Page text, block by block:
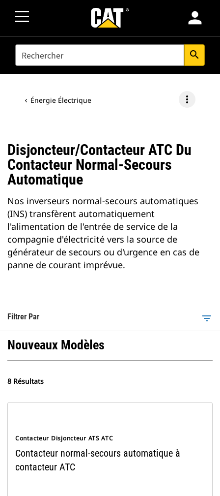
person
SEARCH search
Énergie Électrique more_vert
Disjoncteur/contacteur ATC Du
Contacteur Normal-Secours
Automatique
Nos inverseurs normal-secours automatiques
(INS) transfèrent automatiquement
l'alimentation de l'entrée de service de la
compagnie d'électricité vers la source de
générateur de secours ou d'urgence en cas de
panne de courant imprévue.
Filtrer Par filter_list
Nouveaux Modèles
8 Résultats
Contacteur Disjoncteur ATS ATC
Contacteur normal-secours automatique à
contacteur ATC